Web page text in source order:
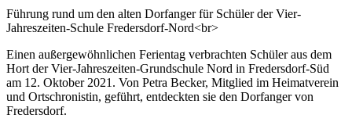
Führung rund um den alten Dorfanger für Schüler der Vier-
Jahreszeiten-Schule Fredersdorf-Nord<br>
Einen außergewöhnlichen Ferientag verbrachten Schüler aus dem
Hort der Vier-Jahreszeiten-Grundschule Nord in Fredersdorf-Süd
am 12. Oktober 2021. Von Petra Becker, Mitglied im Heimatverein
und Ortschronistin, geführt, entdeckten sie den Dorfanger von
Fredersdorf.